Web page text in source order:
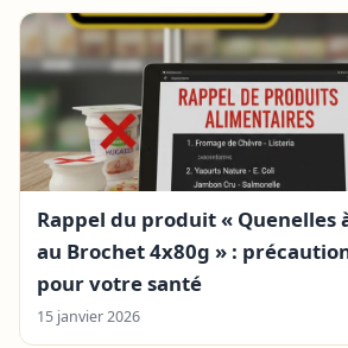
Rappel du produit « Quenelles
au Brochet 4x80g » :
pour votre santé
15 janvier 2026